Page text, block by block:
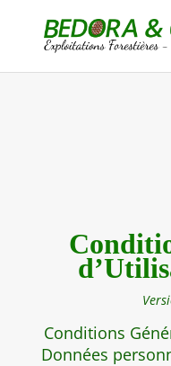
Conditions
Données